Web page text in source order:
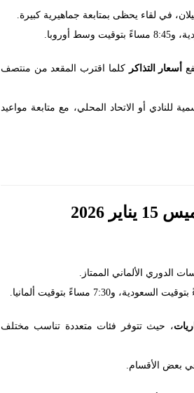
في لقاء يحظى بمتابعة جماهيرية كبيرة.
أسعار التذاكر كلما اقترب المقعد من منتصف
للنادي أو الاتحاد المحلي، مع متابعة مواعيد
2026
الدوري الألماني الممتاز.
، حيث تتوفر فئات متعددة تناسب مختلف
بعض الأقسام.